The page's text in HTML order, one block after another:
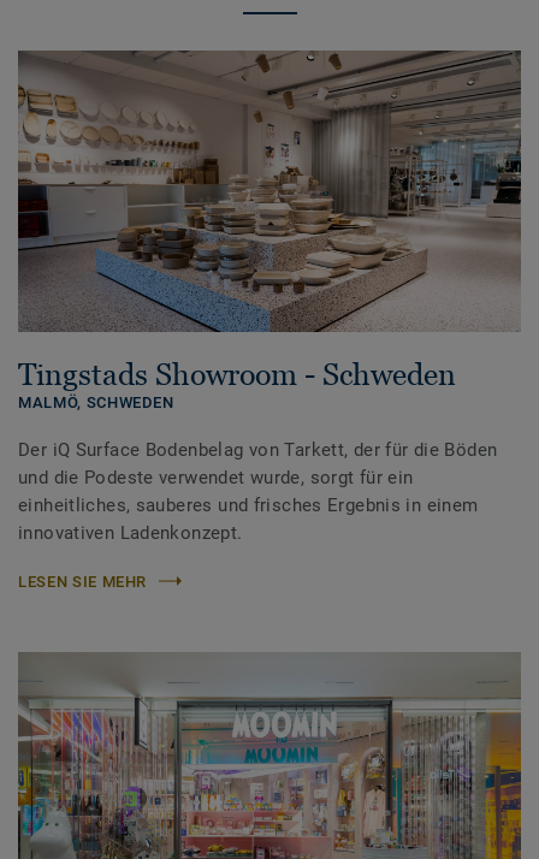
Tingstads Showroom - Schweden
MALMÖ, SCHWEDEN
Der iQ Surface Bodenbelag von Tarkett, der für die Böden
und die Podeste verwendet wurde, sorgt für ein
einheitliches, sauberes und frisches Ergebnis in einem
innovativen Ladenkonzept.
LESEN SIE MEHR